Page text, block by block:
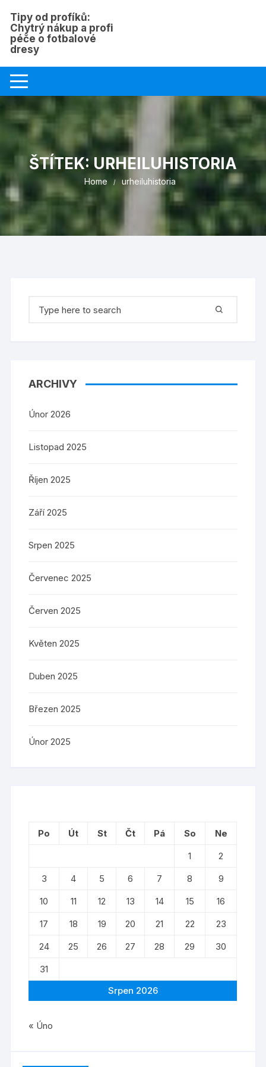
content
Tipy od profíků:
Chytrý nákup a profi
péče o fotbalové
dresy
ŠTÍTEK:URHEILUHISTORIA
Home urheiluhistoria
for:
ARCHIVY
Únor 2026
Listopad 2025
Říjen 2025
Září 2025
Srpen 2025
Červenec 2025
Červen 2025
Květen 2025
Duben 2025
Březen 2025
Únor 2025
Srpen 2026
Po Út St Čt Pá So
Ne
1
2
3
4 5 6 7 8
9
10
11 12 13 14 15
16
17
18 19 20 21 22
23
24
25 26 27 28 29
30
31
« Úno